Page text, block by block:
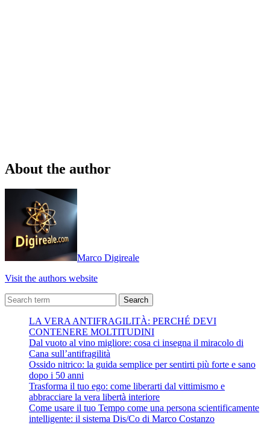
About the author
Marco Digireale
Visit the authors website
Search
LA VERA ANTIFRAGILITÀ: PERCHÉ DEVI
CONTENERE MOLTITUDINI
Dal vuoto al vino migliore: cosa ci insegna il miracolo di
Cana sull’antifragilità
Ossido nitrico: la guida semplice per sentirti più forte e sano
dopo i 50 anni
Trasforma il tuo ego: come liberarti dal vittimismo e
abbracciare la vera libertà interiore
Come usare il tuo Tempo come una persona scientificamente
intelligente: il sistema Dis/Co di Marco Costanzo